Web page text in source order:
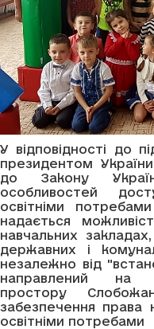
У відповідності до
президентом
до Закону
особливостей
освітніми
надається
навчальних
державних і
незалежно від
направлений на
простору
забезпечення права
освітніми потребами